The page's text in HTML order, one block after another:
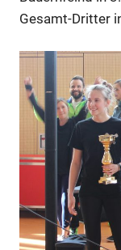
Gesamt-Dritter